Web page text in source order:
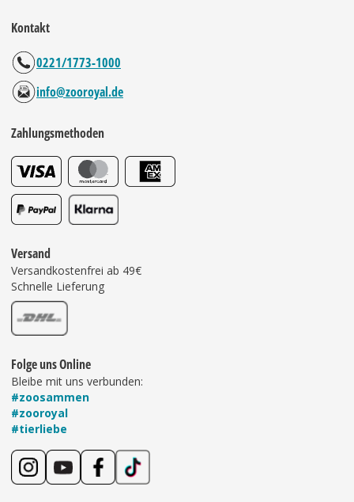
Kontakt
0221/1773-1000
info@zooroyal.de
Zahlungsmethoden
Versand
Versandkostenfrei ab 49€
Schnelle Lieferung
Folge uns Online
Bleibe mit uns verbunden:
#zoosammen
#zooroyal
#tierliebe